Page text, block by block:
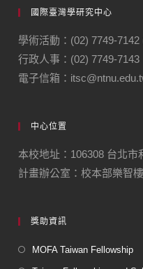
國際臺灣學研究中心
學術活動：(02) 7749-
行政人事：(02) 7749-7143
電子信箱：
中心位置
本校地址：106308 台北市
計畫辦公室：校本部樂智
獎助資訊
MOFA Taiwan Fellowship